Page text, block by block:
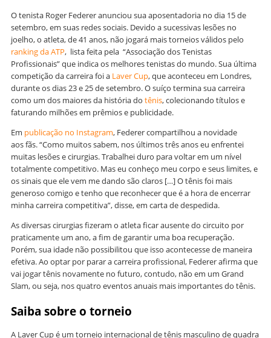
O tenista Roger Federer anunciou sua aposentadoria no dia 15 de
setembro, em suas redes sociais. Devido a sucessivas lesões no
joelho, o atleta, de 41 anos, não jogará mais torneios válidos pelo
ranking da ATP, lista feita pela “Associação dos Tenistas
Profissionais” que indica os melhores tenistas do mundo. Sua última
competição da carreira foi a Laver Cup, que aconteceu em Londres,
durante os dias 23 e 25 de setembro. O suíço termina sua carreira
como um dos maiores da história do tênis, colecionando títulos e
faturando milhões em prêmios e publicidade.
Em publicação no Instagram, Federer compartilhou a novidade
aos fãs. “Como muitos sabem, nos últimos três anos eu enfrentei
muitas lesões e cirurgias. Trabalhei duro para voltar em um nível
totalmente competitivo. Mas eu conheço meu corpo e seus limites, e
os sinais que ele vem me dando são claros […] O tênis foi mais
generoso comigo e tenho que reconhecer que é a hora de encerrar
minha carreira competitiva”, disse, em carta de despedida.
As diversas cirurgias fizeram o atleta ficar ausente do circuito por
praticamente um ano, a fim de garantir uma boa recuperação.
Porém, sua idade não possibilitou que isso acontecesse de maneira
efetiva. Ao optar por parar a carreira profissional, Federer afirma que
vai jogar tênis novamente no futuro, contudo, não em um Grand
Slam, ou seja, nos quatro eventos anuais mais importantes do tênis.
Saiba sobre o torneio
A Laver Cup é um torneio internacional de tênis masculino de quadra